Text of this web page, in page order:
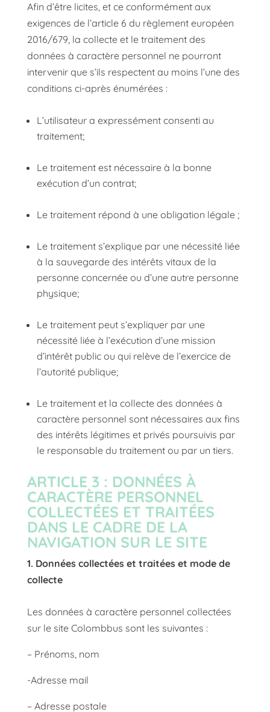
Afin d’être licites, et ce conformément aux
exigences de l’article 6 du règlement européen
2016/679, la collecte et le traitement des
données à caractère personnel ne pourront
intervenir que s’ils respectent au moins l’une des
conditions ci-après énumérées :
L’utilisateur a expressément consenti au
traitement;
Le traitement est nécessaire à la bonne
exécution d’un contrat;
Le traitement répond à une obligation légale ;
Le traitement s’explique par une nécessité liée
à la sauvegarde des intérêts vitaux de la
personne concernée ou d’une autre personne
physique;
Le traitement peut s’expliquer par une
nécessité liée à l’exécution d’une mission
d’intérêt public ou qui relève de l’exercice de
l’autorité publique;
Le traitement et la collecte des données à
caractère personnel sont nécessaires aux fins
des intérêts légitimes et privés poursuivis par
le responsable du traitement ou par un tiers.
ARTICLE 3 : DONNÉES À
CARACTÈRE PERSONNEL
COLLECTÉES ET TRAITÉES
DANS LE CADRE DE LA
NAVIGATION SUR LE SITE
1. Données collectées et traitées et mode de
collecte
Les données à caractère personnel collectées
sur le site Colombbus sont les suivantes :
– Prénoms, nom
-Adresse mail
– Adresse postale